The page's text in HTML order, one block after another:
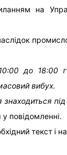
на
до 18:00
вибух.
знаходиться
повідомленні.
текст і